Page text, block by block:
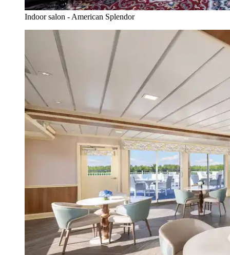
Indoor salon - American Splendor